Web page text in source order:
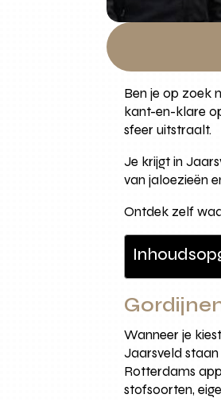
Ben je op zoek
kant-en-klare
sfeer uitstraalt.
Je krijgt in
van jaloezieën
Ontdek zelf
Wanneer je
Jaarsveld
Rotterdams
stofsoorten,